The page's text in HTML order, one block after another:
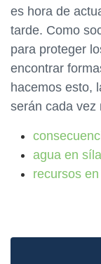
es hora de
tarde. Como
para proteger
encontrar
hacemos esto,
serán cada vez
agua en
recursos